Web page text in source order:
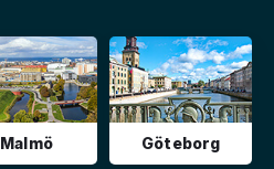
Malmö Göteborg